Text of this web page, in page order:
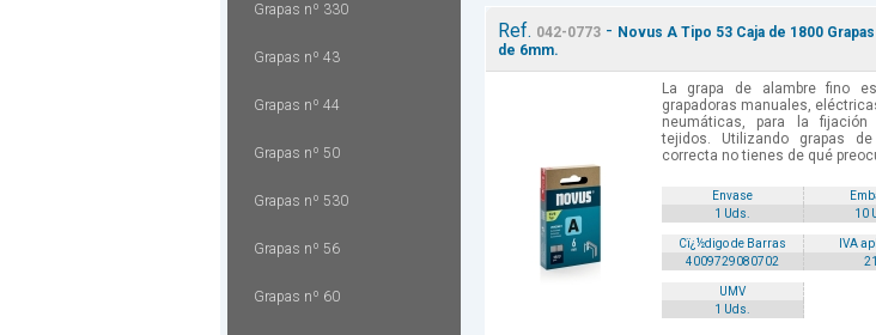
Grapas nº 330
Grapas nº 43
Grapas nº 44
Grapas nº 50
Grapas nº 530
Grapas nº 56
Grapas nº 60
Ref. 042-0773- Novus A Tipo 53 Caja de 1800
de 6mm.
La grapa de alambre fino
grapadoras manuales,
neumáticas, para la
tejidos. Utilizando grapas
correcta no tienes de qué
Envase
1 Uds.
10
Cï¿½digo de Barras
IVA
4009729080702
UMV
1 Uds.